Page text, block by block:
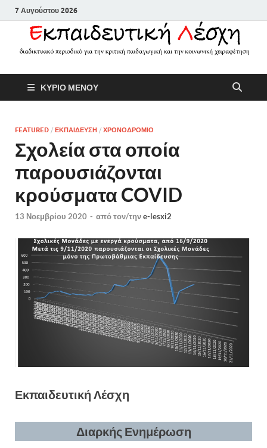
7 Αυγούστου 2026
κριτική παιδαγωγική και την
κοινωνική χειραφέτηση
ΚΥΡΙΟ ΜΕΝΟΥ
FEATURED / ΕΚΠΑΙΔΕΥΣΗ / ΧΡΟΝΟΔΡΟΜΙΟ
Σχολεία στα οποία
παρουσιάζονται
κρούσματα COVID
13 Νοεμβρίου 2020 - από τον/τηνe-lesxi2
Εκπαιδευτική Λέσχη
Διαρκής Ενημέρωση